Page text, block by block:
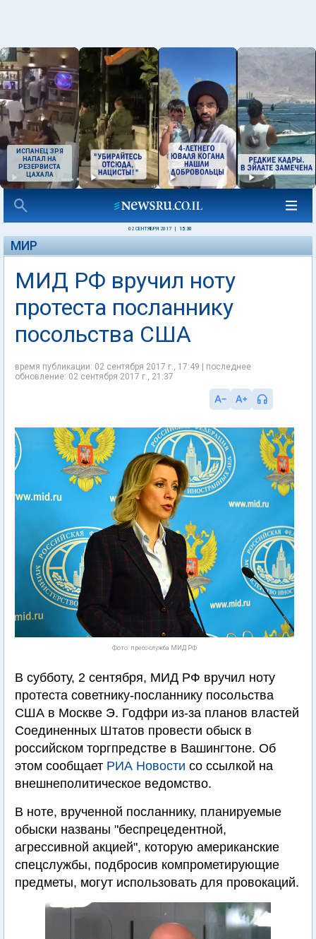
ИСПАНЕЦ ЗРЯ
НАПАЛ НА
РЕЗЕРВИСТА
ЦАХАЛА
02 СЕНТЯБРЯ 2017 15:30
МИР
МИД РФ вручил ноту
протеста посланнику
посольства США
время публикации: 02 сентября 2017 г., 17:49 | последнее
обновление: 02 сентября 2017 г., 21:37
Фото: пресс-служба МИД РФ
В субботу, 2 сентября, МИД РФ вручил ноту
протеста советнику-посланнику посольства
США в Москве Э. Годфри из-за планов властей
Соединенных Штатов провести обыск в
российском торгпредстве в Вашингтоне. Об
этом сообщает РИА Новости со ссылкой на
внешнеполитическое ведомство.
В ноте, врученной посланнику, планируемые
обыски названы "беспрецедентной,
агрессивной акцией", которую американские
спецслужбы, подбросив компрометирующие
предметы, могут использовать для провокаций.